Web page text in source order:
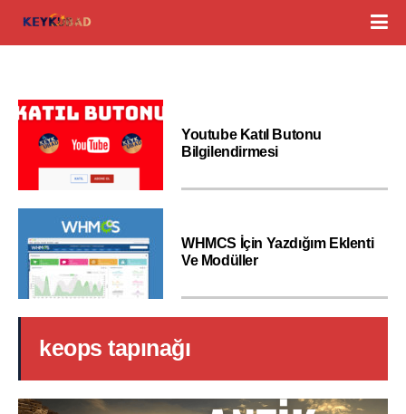
Youtube Katıl Butonu
Bilgilendirmesi
WHMCS İçin Yazdığım Eklenti
Ve Modüller
keops tapınağı